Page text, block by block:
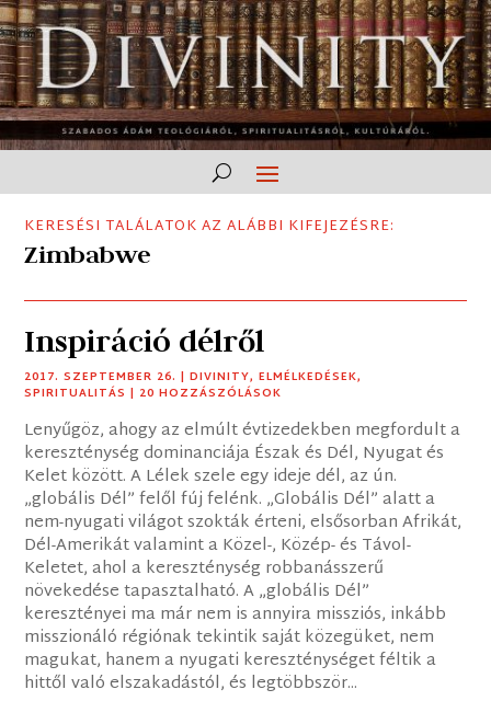
KERESÉSI TALÁLATOK AZ ALÁBBI KIFEJEZÉSRE:
Zimbabwe
Inspiráció délről
2017. SZEPTEMBER 26. |DIVINITY,ELMÉLKEDÉSEK,
SPIRITUALITÁS | 20 HOZZÁSZÓLÁSOK
Lenyűgöz, ahogy az elmúlt évtizedekben megfordult a
kereszténység dominanciája Észak és Dél, Nyugat és
Kelet között. A Lélek szele egy ideje dél, az ún.
„globális Dél” felől fúj felénk. „Globális Dél” alatt a
nem-nyugati világot szokták érteni, elsősorban Afrikát,
Dél-Amerikát valamint a Közel-, Közép- és Távol-
Keletet, ahol a kereszténység robbanásszerű
növekedése tapasztalható. A „globális Dél”
keresztényei ma már nem is annyira missziós, inkább
misszionáló régiónak tekintik saját közegüket, nem
magukat, hanem a nyugati kereszténységet féltik a
hittől való elszakadástól, és legtöbbször...